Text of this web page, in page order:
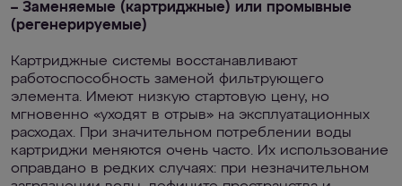
– Заменяемые (картриджные) или промывные
(регенерируемые)
Картриджные системы восстанавливают
работоспособность заменой фильтрующего
элемента. Имеют низкую стартовую цену, но
мгновенно «уходят в отрыв» на эксплуатационных
расходах. При значительном потреблении воды
картриджи меняются очень часто. Их использование
оправдано в редких случаях: при незначительном